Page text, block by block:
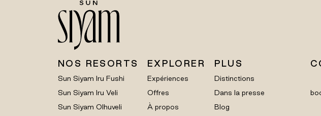
NOS RESORTS
Sun Siyam Iru Fushi
Sun Siyam Iru Veli
Sun Siyam Olhuveli
EXPLORER
Expériences
Offres
À propos
PLUS
Distinctions
Dans la presse
Blog